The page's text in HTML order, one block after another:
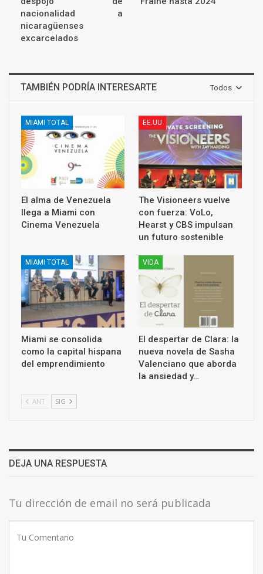
nacionalidad a
nicaragüenses
excarcelados
Todos
TAMBIÉN PODRÍA INTERESARTE
MIAMI TOTAL
El alma de Venezuela
llega a Miami con
Cinema Venezuela
EE.UU
The Visioneers vuelve
con fuerza: VoLo,
Hearst y CBS impulsan
un futuro sostenible
MIAMI TOTAL
Miami se consolida
como la capital hispana
del emprendimiento
VIDA
El despertar de Clara: la
nueva novela de Sasha
Valenciano que aborda
la ansiedad y…
ANT SIG
DEJA UNA RESPUESTA
Tu dirección de email no será publicada